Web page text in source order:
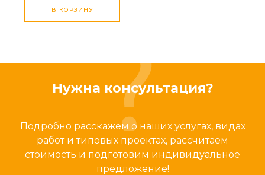
В КОРЗИНУ
Нужна консультация?
Подробно расскажем о наших услугах, видах
работ и типовых проектах, рассчитаем
стоимость и подготовим индивидуальное
предложение!